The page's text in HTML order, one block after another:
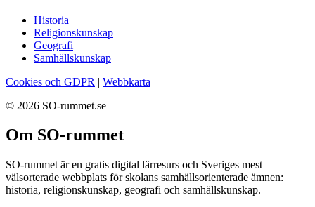
Historia
Religionskunskap
Geografi
Samhällskunskap
Cookies och GDPR | Webbkarta
© 2026 SO-rummet.se
Om SO-rummet
SO-rummet är en gratis digital lärresurs och Sveriges mest
välsorterade webbplats för skolans samhällsorienterade ämnen:
historia, religionskunskap, geografi och samhällskunskap.